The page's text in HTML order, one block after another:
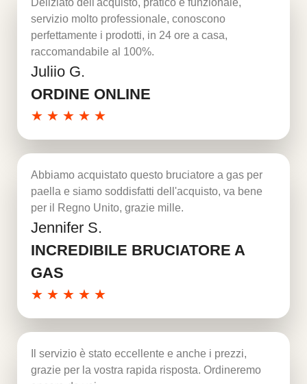
servizio molto professionale, conoscono
perfettamente i prodotti, in 24 ore a casa,
raccomandabile al 100%.
Juliio G.
ORDINE ONLINE
★ ★ ★ ★ ★
Abbiamo acquistato questo bruciatore a gas per
paella e siamo soddisfatti dell'acquisto, va bene
per il Regno Unito, grazie mille.
Jennifer S.
INCREDIBILE BRUCIATORE A
GAS
★ ★ ★ ★ ★
Il servizio è stato eccellente e anche i prezzi,
grazie per la vostra rapida risposta. Ordineremo